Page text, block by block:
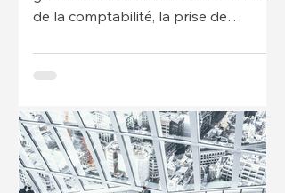
de la comptabilité, la prise de
paie es